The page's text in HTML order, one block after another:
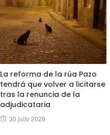
La reforma de la rúa Pazo
tendrá que volver a licitarse
tras la renuncia de la
adjudicataria
Posted
30 julio 2026